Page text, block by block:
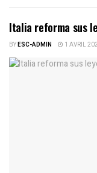
Italia reforma sus
BYESC-ADMIN 1 AVRIL